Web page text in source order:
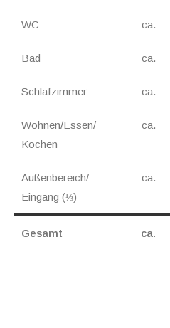
WC ca.
Bad ca.
Schlafzimmer ca.
Wohnen/Essen/
Kochen
ca.
Außenbereich/
Eingang (⅓)
ca.
Gesamt ca.